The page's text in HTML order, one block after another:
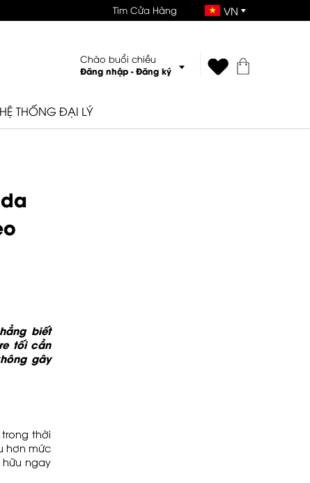
Tìm Cửa Hàng VN
Chào buổi chiều
Đăng nhập -Đăng ký
HỆ THỐNG ĐẠI LÝ
biết
tối cần
gây
thời
hơn mức
hữu ngay